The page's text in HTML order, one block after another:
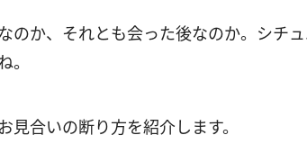
のか、それとも会った後なのか。シチ
。
合いの断り方を紹介します。